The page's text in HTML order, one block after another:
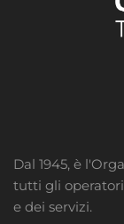
Dal 1945, è
tutti gli
e dei servizi.